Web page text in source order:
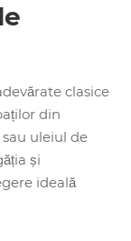
clasice
din
uleiul de
și
ideală